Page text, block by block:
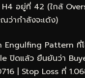
H4 อยู่ที่ 42 (ใกล้
ากำลังจะเด้ง)
Engulfing Pattern ที่
ปิดแล้ว ยืนยันว่า
| Stop Loss ที่